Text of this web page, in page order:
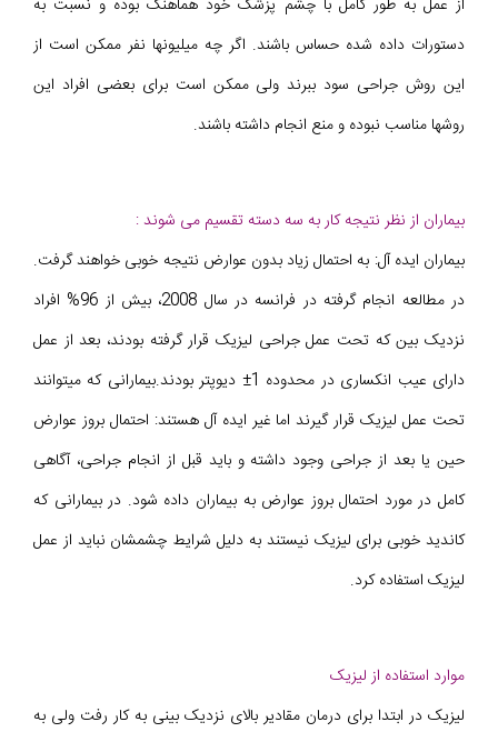
از عمل به طور کامل با چشم پزشک خود هماهنگ بوده و نسبت به
دستورات داده شده حساس باشند. اگر چه میلیونها نفر ممکن است از
این روش جراحی سود ببرند ولی ممکن است برای بعضی افراد این
روشها مناسب نبوده و منع انجام داشته باشند.
بیماران از نظر نتیجه کار به سه دسته تقسیم می شوند :
بیماران ایده آل: به احتمال زیاد بدون عوارض نتیجه خوبی خواهند گرفت.
در مطالعه انجام گرفته در فرانسه در سال 2008، بیش از 96% افراد
نزدیک بین که تحت عمل جراحی لیزیک قرار گرفته بودند، بعد از عمل
دارای عیب انکساری در محدوده 1± دیوپتر بودند.بیمارانی که میتوانند
تحت عمل لیزیک قرار گیرند اما غیر ایده آل هستند: احتمال بروز عوارض
حین یا بعد از جراحی وجود داشته و باید قبل از انجام جراحی، آگاهی
کامل در مورد احتمال بروز عوارض به بیماران داده شود. در بیمارانی که
کاندید خوبی برای لیزیک نیستند به دلیل شرایط چشمشان نباید از عمل
لیزیک استفاده کرد.
موارد استفاده از لیزیک
لیزیک در ابتدا برای درمان مقادیر بالای نزدیک بینی به کار رفت ولی به